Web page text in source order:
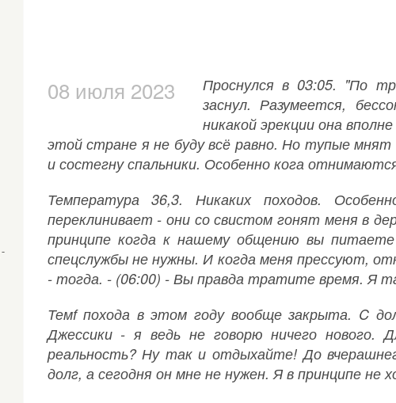
08 июля 2023
Проснулся в 03:05. "По
заснул. Разумеется,
никакой эрекции она
этой стране я не буду всё равно. Но тупые
и состегну спальники. Особенно кога
Температура 36,3. Никаких походов.
переклинивает - они со свистом гонят меня в
принципе когда к нашему общению вы
спецслужбы не нужны. И когда меня прессуют,
- тогда. - (06:00) - Вы правда тратите время. Я
Темf похода в этом году вообще закрыта. C
Джессики - я ведь не говорю ничего
реальность? Ну так и отдыхайте! До
долг, а сегодня он мне не нужен. Я в принципе не
-